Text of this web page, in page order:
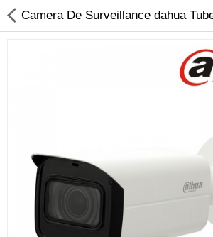
Téléphonie IP
Sonorisation
Régulateur de tension